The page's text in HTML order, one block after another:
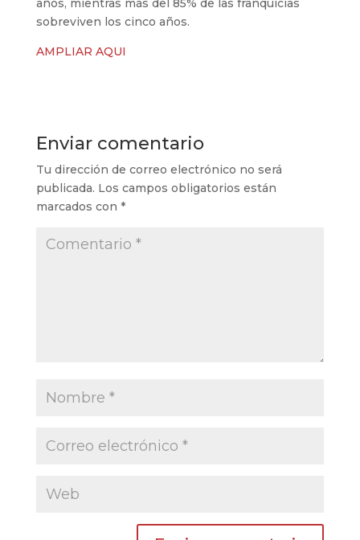
sobreviven los cinco años.
AMPLIAR AQUI
Enviar comentario
Tu dirección de correo electrónico no será
publicada. Los campos obligatorios están
marcados con *